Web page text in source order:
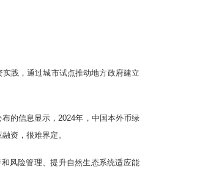
践，通过城市试点推动地方政府建立
的信息显示，2024年，中国本外币绿
资，很难界定。
风险管理、提升自然生态系统适应能